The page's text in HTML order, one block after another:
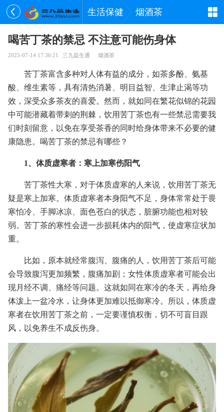
生活保健 烟酒茶
喝苦丁茶的禁忌 不注意可能伤身体
2025-07-14 17:36:21 三九益生通 烟酒茶
苦丁茶富含多种对人体有益的成分，如茶多酚、氨基
酸、维生素等，具有清热消暑、明目益智、生津止渴等功
效，深受众多茶友的喜爱。然而，就如同在繁花似锦的花园
中可能潜藏着带刺的荆棘，饮用苦丁茶也有一些禁忌需要我
们时刻留意，以免在享受茶香的同时给身体带来不必要的健
康隐患。喝苦丁茶的禁忌有哪些？
1、体质虚寒者：寒上加寒伤阳气
苦丁茶性大寒，对于体质虚寒的人来说，饮用苦丁茶无
疑是寒上加寒。体质虚寒者本身阳气不足，身体常常处于畏
寒怕冷、手脚冰凉、面色苍白的状态，脏腑功能也相对较
弱。苦丁茶的寒性会进一步损耗体内的阳气，使虚寒症状加
重。
比如，原本就经常腹泻、腹痛的人，饮用苦丁茶后可能
会导致腹泻更加频繁，腹痛加剧；女性体质虚寒者可能会出
现月经不调、痛经等问题。这就如同在寒冷的冬天，再给身
体泼上一盆冷水，让身体更加难以抵御寒冷。所以，体质虚
寒者在饮用苦丁茶之前，一定要谨慎权衡，切不可盲目跟
风，以免养生不成反伤身。